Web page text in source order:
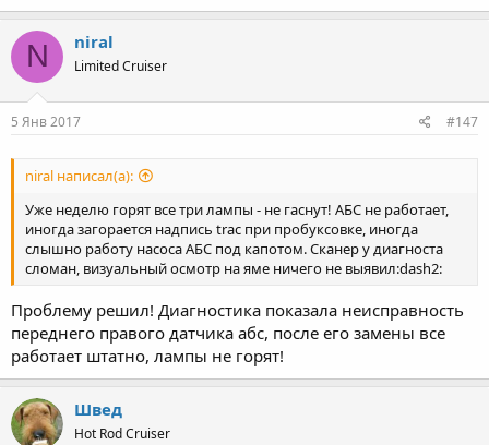
N niral
Limited Cruiser
5 Янв 2017 #147
niral написал(а):
Уже неделю горят все три лампы - не гаснут! АБС не работает,
иногда загорается надпись trac при пробуксовке, иногда
слышно работу насоса АБС под капотом. Сканер у диагноста
сломан, визуальный осмотр на яме ничего не выявил:dash2:
Проблему решил! Диагностика показала неисправность
переднего правого датчика абс, после его замены все
работает штатно, лампы не горят!
Швед
Hot Rod Cruiser